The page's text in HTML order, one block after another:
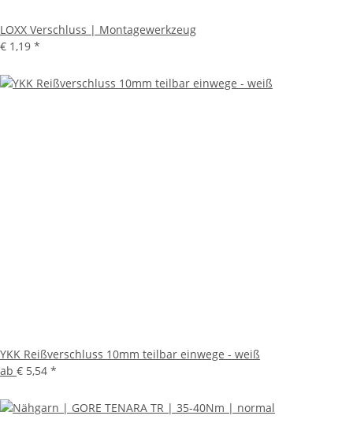
LOXX Verschluss | Montagewerkzeug
€ 1,19 *
YKK Reißverschluss 10mm teilbar einwege - weiß
ab € 5,54 *